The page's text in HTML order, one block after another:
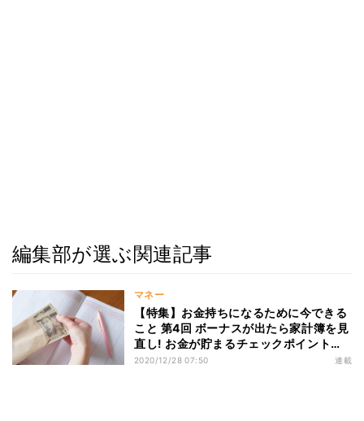
編集部が選ぶ関連記事
マネー
【特集】お金持ちになるために今できる
こと 第4回 ボーナスが出たら家計簿を見
直し! お金が貯まるチェックポイントと
は
2020/12/28 07:50 連載